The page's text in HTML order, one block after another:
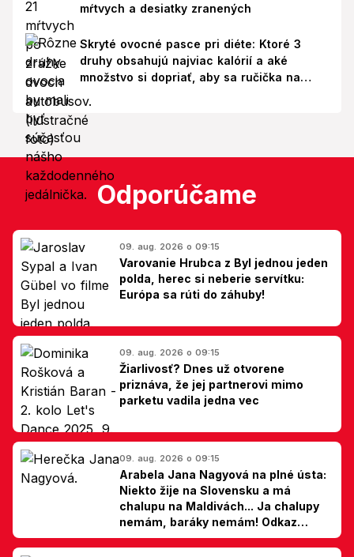
mŕtvych a desiatky zranených
Skryté ovocné pasce pri diéte: Ktoré 3
druhy obsahujú najviac kalórií a aké
množstvo si dopriať, aby sa ručička na
Odporúčame
09. aug. 2026 o 09:15
Varovanie Hrubca z Byl jednou jeden
polda, herec si neberie servítku:
Európa sa rúti do záhuby!
09. aug. 2026 o 09:15
Žiarlivosť? Dnes už otvorene
priznáva, že jej partnerovi mimo
parketu vadila jedna vec
09. aug. 2026 o 09:15
Arabela Jana Nagyová na plné ústa:
Niekto žije na Slovensku a má
chalupu na Maldivách... Ja chalupy
nemám, baráky nemám! Odkaz
Slovákom